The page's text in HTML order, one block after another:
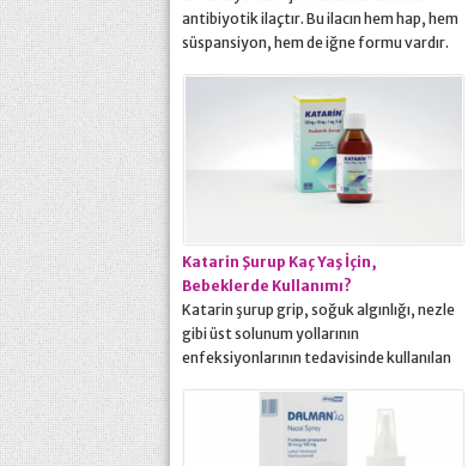
antibiyotik ilaçtır. Bu ilacın hem hap, hem
süspansiyon, hem de iğne formu vardır.
birçok soru gelmektedir konumuzda bunu
da ayrıntılı şekilde açıklayalım. Nidazol
Nedir? Bacak yaraları ve basınca bağlı
gelişen vücut yaraları,...
Katarin Şurup Kaç Yaş İçin,
Bebeklerde Kullanımı?
Katarin şurup grip, soğuk algınlığı, nezle
gibi üst solunum yollarının
enfeksiyonlarının tedavisinde kullanılan
kullanılır, kaç yaş için, fiyatı, muadili gibi
sorunların cevapları yazımızda. Katarin
Şurup Nedir? Grip, soğuk algınlığı, nezle